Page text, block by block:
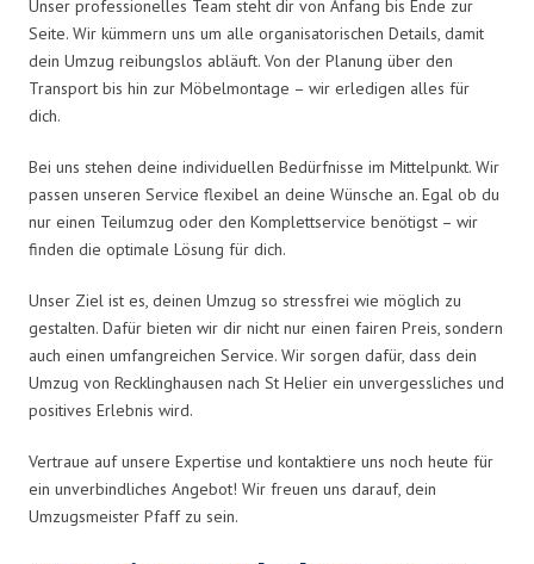
Unser professionelles Team steht dir von Anfang bis Ende zur
Seite. Wir kümmern uns um alle organisatorischen Details, damit
dein Umzug reibungslos abläuft. Von der Planung über den
Transport bis hin zur Möbelmontage – wir erledigen alles für
dich.
Bei uns stehen deine individuellen Bedürfnisse im Mittelpunkt. Wir
passen unseren Service flexibel an deine Wünsche an. Egal ob du
nur einen Teilumzug oder den Komplettservice benötigst – wir
finden die optimale Lösung für dich.
Unser Ziel ist es, deinen Umzug so stressfrei wie möglich zu
gestalten. Dafür bieten wir dir nicht nur einen fairen Preis, sondern
auch einen umfangreichen Service. Wir sorgen dafür, dass dein
Umzug von Recklinghausen nach St Helier ein unvergessliches und
positives Erlebnis wird.
Vertraue auf unsere Expertise und kontaktiere uns noch heute für
ein unverbindliches Angebot! Wir freuen uns darauf, dein
Umzugsmeister Pfaff zu sein.